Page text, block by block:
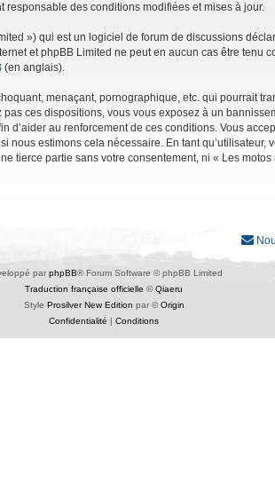
responsable des conditions modifiées et mises à jour.
») qui est un logiciel de forum de discussions
et phpBB Limited ne peut en aucun cas être
(en anglais).
menaçant, pornographique, etc. qui pourrait
ces dispositions, vous vous exposez à un
d’aider au renforcement de ces conditions. Vous
estimons cela nécessaire. En tant
tierce partie sans votre consentement, ni « Les
par phpBB® Forum Software © phpBB Limited
Traduction française officielle ©Qiaeru
Style Prosilver New Edition par ©Origin
Confidentialité
Conditions